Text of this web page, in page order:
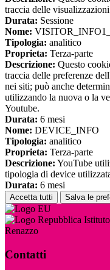
traccia delle
Durata: Sessione
Nome:
Tipologia: analitico
Proprieta: Terza-parte
Descrizione: Questo
traccia delle preferenze
nei siti; può anche
utilizzando la nuova o la
Youtube.
Durata: 6 mesi
Nome: DEVICE_INFO
Tipologia: analitico
Proprieta: Terza-parte
Descrizione: YouTube
tipologia di device
Durata: 6 mesi
Accetta tutti Salva le
Renazzo
Contatti